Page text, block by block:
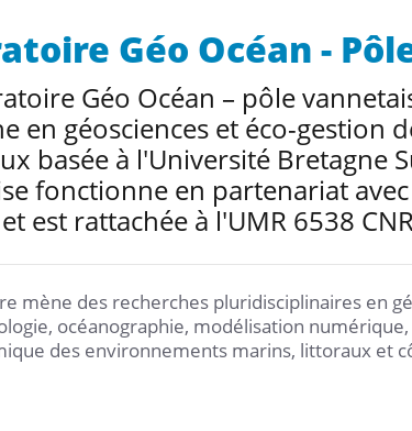
Géo Océan -
Géo Océan – pôle
en géosciences et éco-gestion
basée à l'Université Bretagne
fonctionne en partenariat avec
est rattachée à l'UMR 6538
mène des recherches pluridisciplinaires en
océanographie, modélisation
des environnements marins, littoraux et